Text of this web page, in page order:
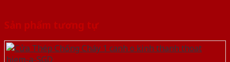
Sản phẩm tương tự